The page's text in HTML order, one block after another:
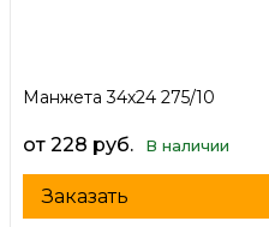
Манжета 34х24 275/10
от 228 руб. В наличии
Заказать